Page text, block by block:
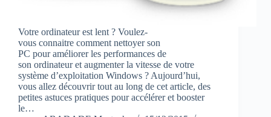
Votre ordinateur est lent ? Voulez-
vous connaitre comment nettoyer son
PC pour améliorer les performances de
son ordinateur et augmenter la vitesse de votre
système d’exploitation Windows ? Aujourd’hui,
vous allez découvrir tout au long de cet article, des
petites astuces pratiques pour accélérer et booster
le…